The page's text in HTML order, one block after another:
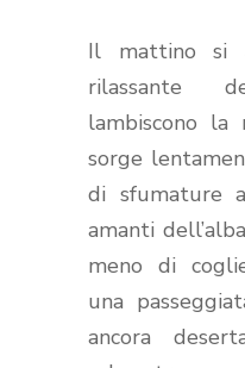
Il mattino si
rilassante
lambiscono
sorge
di sfumature
amanti
meno di
una
ancora